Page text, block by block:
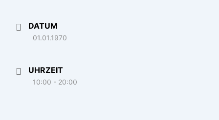
DATUM
01.01.1970
UHRZEIT
10:00 - 20:00